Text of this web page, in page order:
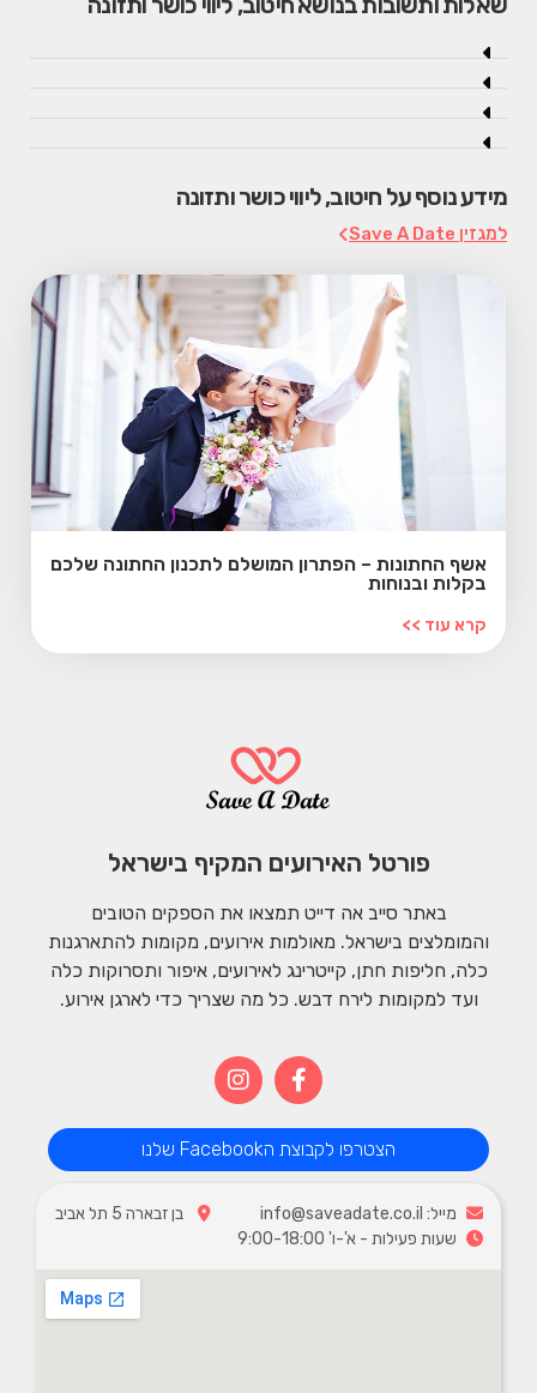
מידע נוסף על חיטוב, ליווי כושר ותזונה
למגזין Save A Date
אשף החתונות – הפתרון המושלם לתכנון החתונה שלכם
בקלות ובנוחות
קרא עוד >>
פורטל האירועים המקיף בישראל
באתר סייב אה דייט תמצאו את הספקים הטובים
והמומלצים בישראל. מאולמות אירועים, מקומות להתארגנות
כלה, חליפות חתן, קייטרינג לאירועים, איפור ותסרוקות כלה
ועד למקומות לירח דבש. כל מה שצריך כדי לארגן אירוע.
הצטרפו לקבוצת הFacebook שלנו
מייל: info@saveadate.co.il
בן זבארה 5 תל אביב
שעות פעילות - א'-ו' 9:00-18:00